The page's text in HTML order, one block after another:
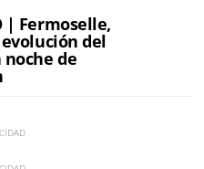
| Fermoselle,
del
de